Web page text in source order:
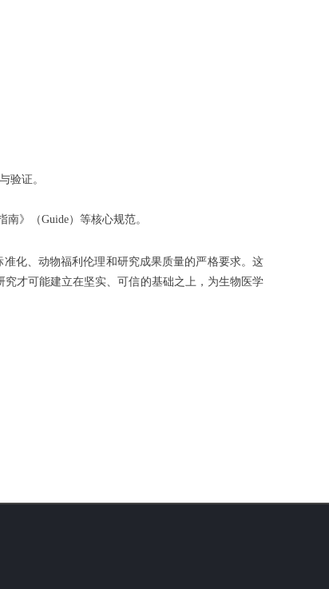
验证。
》（Guide）等核心规范。
化、动物福利伦理和研究成果质量的严格要求。这
才可能建立在坚实、可信的基础之上，为生物医学